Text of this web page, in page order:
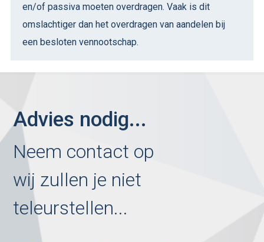
en/of passiva moeten overdragen. Vaak is dit
omslachtiger dan het overdragen van aandelen bij
een besloten vennootschap.
Advies nodig...
Neem contact op
wij zullen je niet
teleurstellen...